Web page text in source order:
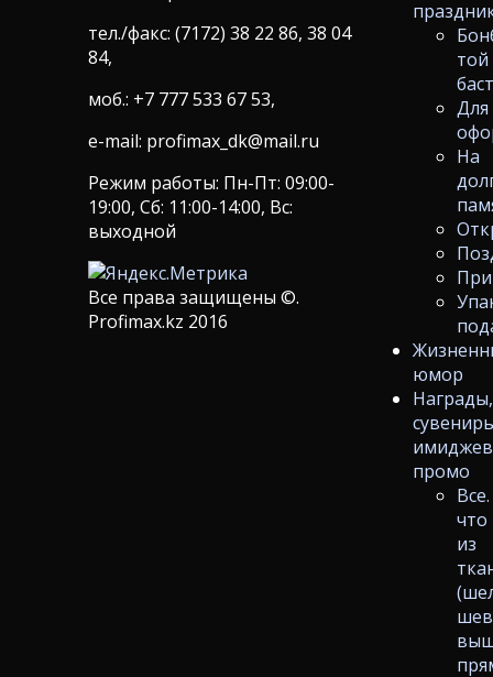
той
Для
На
юмор
Награды,
промо
Все.
что
из
тел./факс: (7172) 38 22 86, 38 04
84,
моб.: +7 777 533 67 53,
e-mail: profimax_dk@mail.ru
Режим работы: Пн-Пт: 09:00-
19:00, Сб: 11:00-14:00, Вс:
выходной
Все права защищены ©.
Profimax.kz 2016